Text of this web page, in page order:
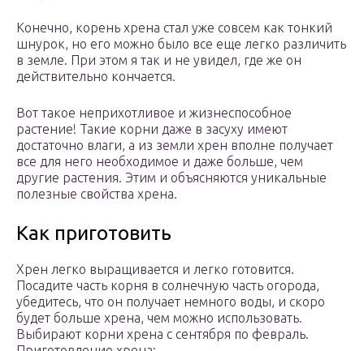
Конечно, корень хрена стал уже совсем как тонкий
шнурок, но его можно было все еще легко различить
в земле. При этом я так и не увидел, где же он
действительно кончается.
Вот такое неприхотливое и жизнеспособное
растение! Такие корни даже в засуху имеют
достаточно влаги, а из земли хрен вполне получает
все для него необходимое и даже больше, чем
другие растения. Этим и объясняются уникальные
полезные свойства хрена.
Как приготовить
Хрен легко выращивается и легко готовится.
Посадите часть корня в солнечную часть огорода,
убедитесь, что он получает немного воды, и скоро
будет больше хрена, чем можно использовать.
Выбирают корни хрена с сентября по февраль.